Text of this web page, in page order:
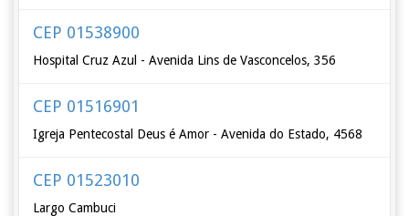
CEP 01538900
Hospital Cruz Azul - Avenida Lins de Vasconcelos, 356
CEP 01516901
Igreja Pentecostal Deus é Amor - Avenida do Estado, 4568
CEP 01523010
Largo Cambuci